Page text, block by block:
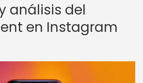
análisis del
en Instagram